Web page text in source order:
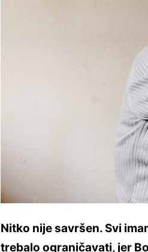
Nitko nije savršen. Svi
trebalo ograničavati, jer